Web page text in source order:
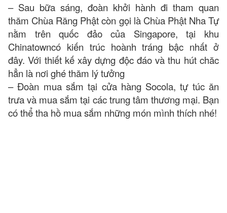
– Sau bữa sáng, đoàn khởi hành đi tham quan
thăm Chùa Răng Phật còn gọi là Chùa Phật Nha Tự
nằm trên quốc đảo của Singapore, tại khu
Chinatowncó kiến trúc hoành tráng bậc nhất ở
đây. Với thiết kế xây dựng độc đáo và thu hút chăc
hẳn là nơi ghé thăm lý tưởng
– Đoàn mua sắm tại cửa hàng Socola, tự túc ăn
trưa và mua sắm tại các trung tâm thương mại. Bạn
có thể tha hồ mua sắm những món mình thích nhé!